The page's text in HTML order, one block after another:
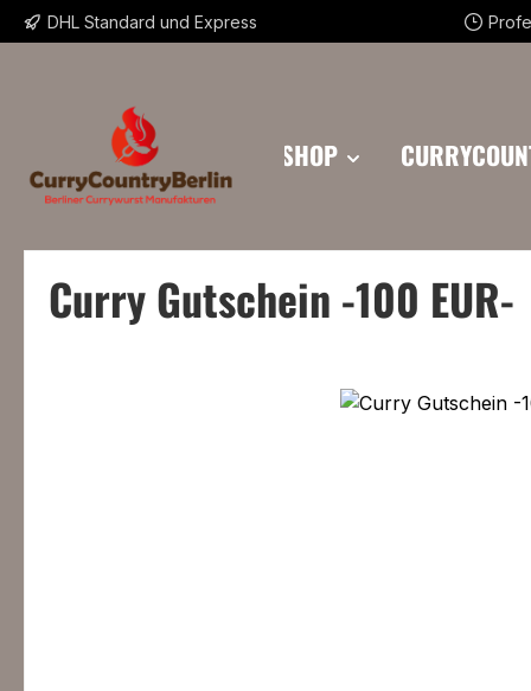
Hauptinhalt springen
Zur Suche springen
Zur Hauptnavigation springen
DHL Standard und Express
CURRYSHOP
Curry Gutschein -100 EUR-